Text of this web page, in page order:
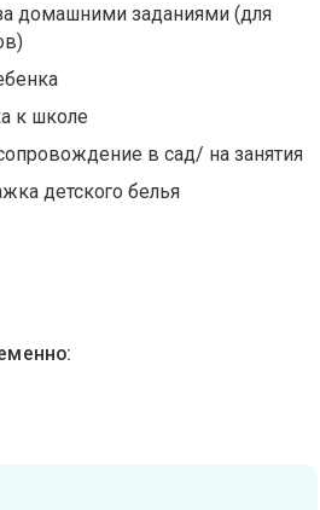
домашними заданиями (для
к школе
в сад/ на занятия
детского белья